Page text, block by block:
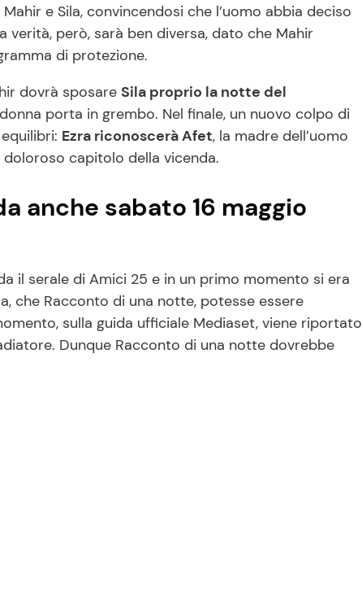
e Sila, convincendosi che l’uomo abbia deciso
però, sarà ben diversa, dato che Mahir
di protezione.
dovrà sposare Sila proprio la notte del
porta in grembo. Nel finale, un nuovo colpo di
Ezra riconoscerà Afet, la madre dell’uomo
capitolo della vicenda.
anche sabato 16 maggio
il serale di Amici 25 e in un primo momento si era
che Racconto di una notte, potesse essere
sulla guida ufficiale Mediaset, viene riportato
Dunque Racconto di una notte dovrebbe